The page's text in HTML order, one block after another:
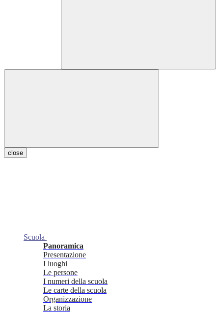
close
Scuola
Panoramica
Presentazione
I luoghi
Le persone
I numeri della scuola
Le carte della scuola
Organizzazione
La storia